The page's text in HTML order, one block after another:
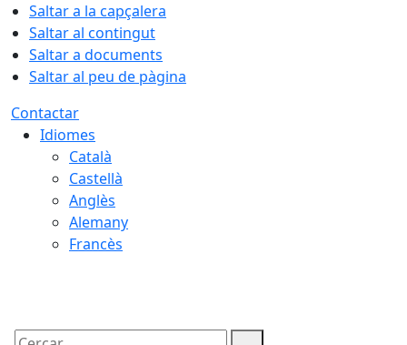
Saltar a la capçalera
Saltar al contingut
Saltar a documents
Saltar al peu de pàgina
Contactar
Idiomes
Català
Castellà
Anglès
Alemany
Francès